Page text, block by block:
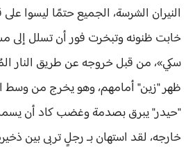
النيران الشرسة، الجميع حتمًا ليسوا على
خابت ظنونه وتبخرت فور أن تسلل
سكي»، من قبل خروجه عن طريق النار
ظهر "زين" أمامهم، وهو يخرج من وسط
"حيدر" يبرق بصدمة وغضب كاد أن
خارجه، لقد استهان بـ رجلٍ تربى بين